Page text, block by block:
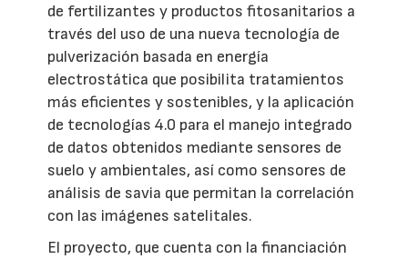
de fertilizantes y productos fitosanitarios a
través del uso de una nueva tecnología de
pulverización basada en energía
electrostática que posibilita tratamientos
más eficientes y sostenibles, y la aplicación
de tecnologías 4.0 para el manejo integrado
de datos obtenidos mediante sensores de
suelo y ambientales, así como sensores de
análisis de savia que permitan la correlación
con las imágenes satelitales.
El proyecto, que cuenta con la financiación